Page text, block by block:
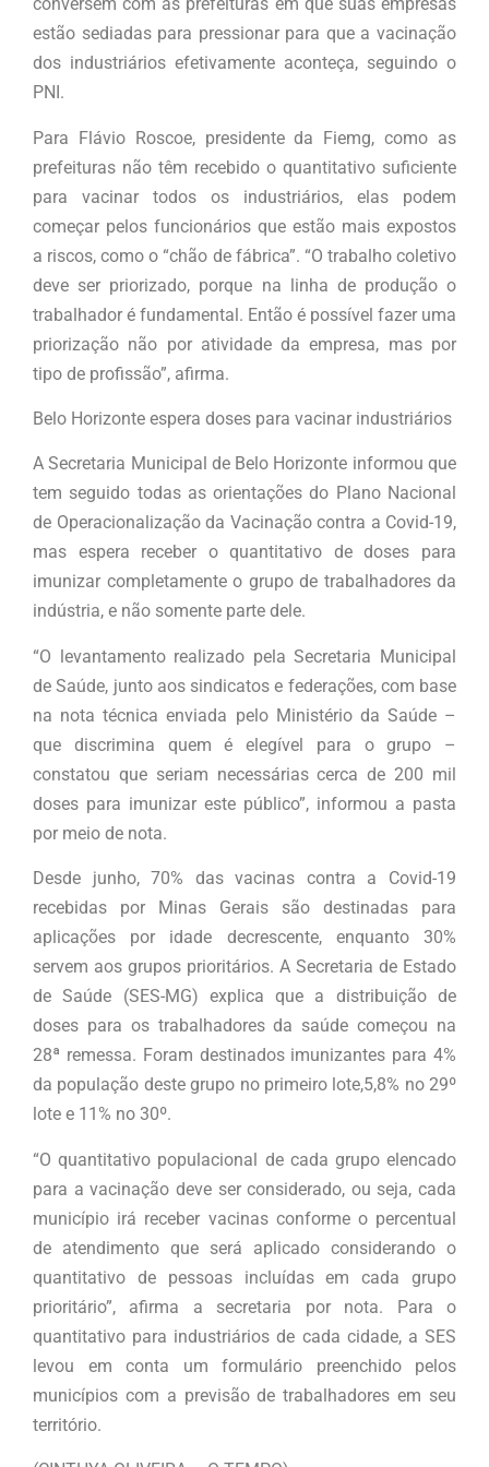
estão sediadas para pressionar para que a vacinação
dos industriários efetivamente aconteça, seguindo o
PNI.
Para Flávio Roscoe, presidente da Fiemg, como as
prefeituras não têm recebido o quantitativo suficiente
para vacinar todos os industriários, elas podem
começar pelos funcionários que estão mais expostos
a riscos, como o “chão de fábrica”. “O trabalho coletivo
deve ser priorizado, porque na linha de produção o
trabalhador é fundamental. Então é possível fazer uma
priorização não por atividade da empresa, mas por
tipo de profissão”, afirma.
Belo Horizonte espera doses para vacinar industriários
A Secretaria Municipal de Belo Horizonte informou que
tem seguido todas as orientações do Plano Nacional
de Operacionalização da Vacinação contra a Covid-19,
mas espera receber o quantitativo de doses para
imunizar completamente o grupo de trabalhadores da
indústria, e não somente parte dele.
“O levantamento realizado pela Secretaria Municipal
de Saúde, junto aos sindicatos e federações, com base
na nota técnica enviada pelo Ministério da Saúde –
que discrimina quem é elegível para o grupo –
constatou que seriam necessárias cerca de 200 mil
doses para imunizar este público”, informou a pasta
por meio de nota.
Desde junho, 70% das vacinas contra a Covid-19
recebidas por Minas Gerais são destinadas para
aplicações por idade decrescente, enquanto 30%
servem aos grupos prioritários. A Secretaria de Estado
de Saúde (SES-MG) explica que a distribuição de
doses para os trabalhadores da saúde começou na
28ª remessa. Foram destinados imunizantes para 4%
da população deste grupo no primeiro lote,5,8% no 29º
lote e 11% no 30º.
“O quantitativo populacional de cada grupo elencado
para a vacinação deve ser considerado, ou seja, cada
município irá receber vacinas conforme o percentual
de atendimento que será aplicado considerando o
quantitativo de pessoas incluídas em cada grupo
prioritário”, afirma a secretaria por nota. Para o
quantitativo para industriários de cada cidade, a SES
levou em conta um formulário preenchido pelos
municípios com a previsão de trabalhadores em seu
território.